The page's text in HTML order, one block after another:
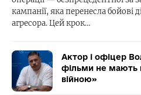
кампанії, яка перенесла бойові
агресора. Цей крок…
Актор і офіцер
фільми не мають
війною»